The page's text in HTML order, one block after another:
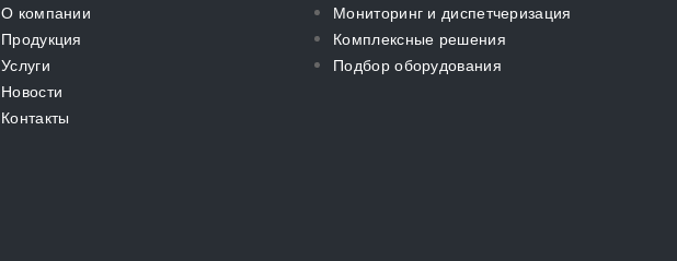
О компании
Продукция
Услуги
Новости
Контакты
Мониторинг и диспетчеризация
Комплексные решения
Подбор оборудования